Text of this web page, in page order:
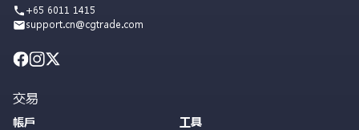
+65 6011 1415
support.cn@cgtrade.com
交易
帳戶
工具